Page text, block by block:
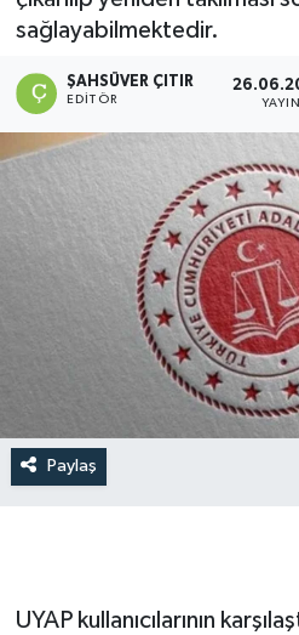
sağlayabilmektedir.
ŞAHSÜVER ÇITIR
EDITÖR
Paylaş
UYAP kullanıcılarının